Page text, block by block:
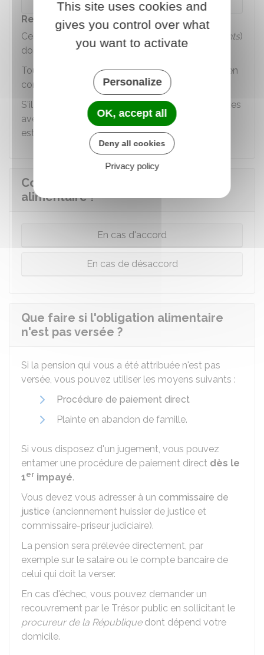
Ressources de celui qui doit verser l'aide
Celui à qui on réclame l'aide (le
débiteur d'aliments)
doit avoir des revenus suffisants.
Toutes ses ressources personnelles sont prises en
compte.
S'il vit en couple, le partage des charges courantes
avec son époux ou épouse (loyer, emprunt, etc.)
est pris en compte.
Comment demander une aide
alimentaire ?
En cas d'accord
En cas de désaccord
Que faire si l'obligation alimentaire
n'est pas versée ?
Si la pension qui vous a été attribuée n'est pas
versée, vous pouvez utiliser les moyens suivants :
Procédure de paiement direct
Plainte en abandon de famille.
Si vous disposez d'un jugement, vous pouvez
entamer une procédure de paiement direct dès le
1er impayé.
Vous devez vous adresser à un commissaire de
justice (anciennement huissier de justice et
commissaire-priseur judiciaire).
La pension sera prélevée directement, par
exemple sur le salaire ou le compte bancaire de
celui qui doit la verser.
En cas d'échec, vous pouvez demander un
recouvrement par le Trésor public en sollicitant le
procureur de la Républiquedont dépend votre
domicile.
This site uses cookies and
gives you control over what
you want to activate
Personalize
OK, accept all
Deny all cookies
Privacy policy